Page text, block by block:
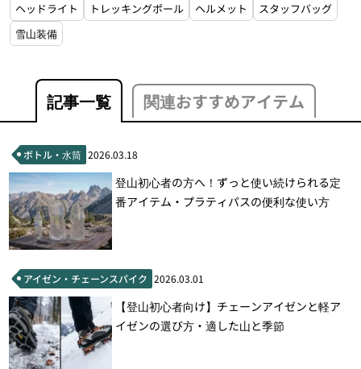
ヘッドライト
トレッキングポール ヘルメット
スタッフバッグ
雪山装備
記事一覧 関連おすすめアイテム
ボトル・水筒 2026.03.18
登山初心者の方へ！ずっと使い続けられる定
番アイテム・プラティパスの便利な使い方
アイゼン・チェーンスパイク 2026.03.01
【登山初心者向け】チェーンアイゼンと軽ア
イゼンの選び方・適した山と季節